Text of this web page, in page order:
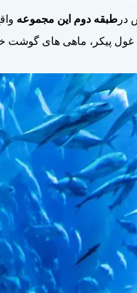
در طبقه دوم این مجموعه
پیکر، ماهی های گوشت